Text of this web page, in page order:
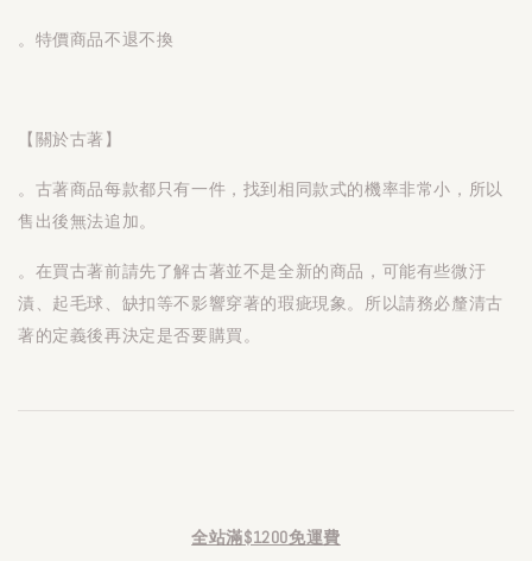
。特價商品不退不換
【關於古著】
。古著商品每款都只有一件，找到相同款式的機率非常小，所以
售出後無法追加。
。在買古著前請先了解古著並不是全新的商品，可能有些微汙
漬、起毛球、缺扣等不影響穿著的瑕疵現象。所以請務必釐清古
著的定義後再決定是否要購買。
全站滿$1200免運費